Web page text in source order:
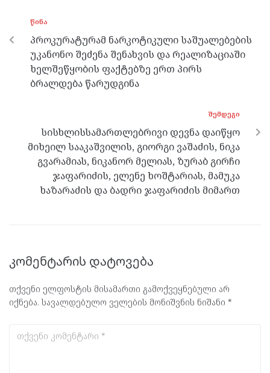
o
o
k
er m p
p
ᲬᲘᲜᲐ
პროკურატურამ ნარკოტიკული საშუალებების
უკანონო შეძენა შენახვის და რეალიზაციაში
ხელშეწყობის ფაქტებზე ერთ პირს
ბრალდება წარუდგინა
ᲨᲔᲛᲓᲔᲒᲘ
სისხლისსამართლებრივი დევნა დაიწყო
მიხეილ სააკაშვილის, გიორგი ვაშაძის, ნიკა
გვარამიას, ნიკანორ მელიას, ზურაბ გირჩი
ჯაფარიძის, ელენე ხოშტარიას, მამუკა
ხაზარაძის და ბადრი ჯაფარიძის მიმართ
კომენტარის დატოვება
თქვენი ელფოსტის მისამართი გამოქვეყნებული არ
იქნება. სავალდებულო ველების მონიშვნის ნიშანი *